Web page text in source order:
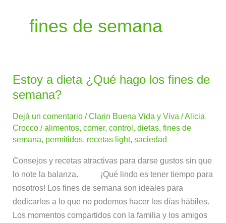
fines de semana
Estoy a dieta ¿Qué hago los fines de
semana?
Dejá un comentario /Clarin Buena Vida y Viva /Alicia
Crocco/alimentos,comer,control,dietas,fines de
semana, permitidos, recetas light,saciedad
Consejos y recetas atractivas para darse gustos sin que
lo note la balanza. ¡Qué lindo es tener tiempo para
nosotros! Los fines de semana son ideales para
dedicarlos a lo que no podemos hacer los días hábiles.
Los momentos compartidos con la familia y los amigos
Estoy
a
¿Qué
hago
fines
de
semana?